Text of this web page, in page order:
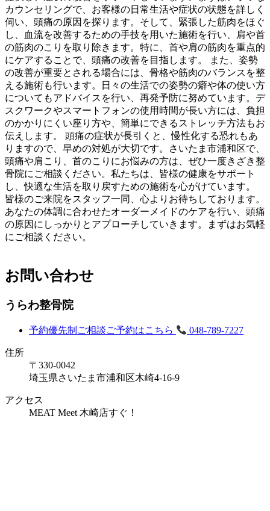
カウンセリングで、お客様の日常生活や症状の状態を詳しく
伺い、頭痛の原因を探ります。そして、緊張した筋肉をほぐ
し、血流を改善するための手技を用いた施術を行い、肩や首
の筋肉のこりを取り除きます。特に、首や肩の筋肉を重点的
にケアすることで、頭痛の改善を目指します。 また、姿勢
の改善が重要とされる場合には、骨格や筋肉のバランスを整
える施術も行います。日々の生活での姿勢の癖や体の使い方
についてもアドバイスを行い、再発予防に努めています。デ
スクワークやスマートフォンの使用時間が長い方には、負担
のかかりにくい座り方や、簡単にできるストレッチ方法もお
伝えします。 頭痛の症状が長引くと、慢性化する恐れもあ
りますので、早めの対処が大切です。さいたま市浦和区で、
頭痛や肩こり、首のこりにお悩みの方は、ぜひ一度きざき整
骨院にご相談ください。私たちは、皆様の健康をサポート
し、快適な生活を取り戻すための施術を心がけています。
皆様のご来院をスタッフ一同、心よりお待ちしております。
あなたの体調に合わせたオーダーメイドのケアを行い、頭痛
の原因にしっかりとアプローチしていきます。まずはお気軽
にご相談ください。
お問い合わせ
うらわ整骨院
予約優先制 ご相談ご予約はこちら 048-789-7227
住所
〒330-0042
埼玉県さいたま市浦和区木崎4-16-9
アクセス
MEAT Meet 木崎店すぐ！